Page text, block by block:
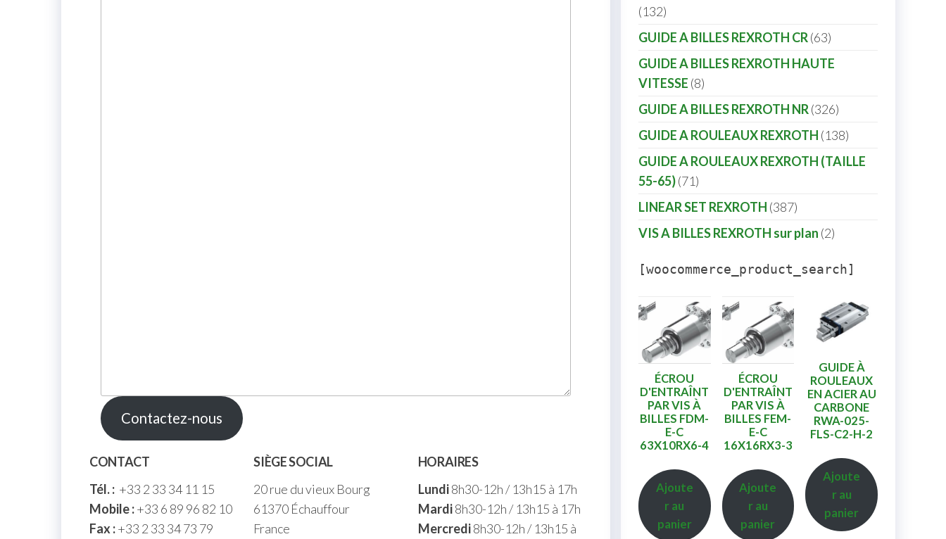
Contactez-nous
CONTACT
Tél. : +33 2 33 34 11 15
Mobile :+33 6 89 96 82 10
Fax :+33 2 33 34 73 79
SIÈGE SOCIAL
20 rue du vieux Bourg
61370 Échauffour
France
HORAIRES
Lundi8h30-12h / 13h15 à 17h
Mardi8h30-12h / 13h15 à 17h
Mercredi8h30-12h / 13h15 à
132
GUIDE A BILLES REXROTH CR 63
GUIDE A BILLES REXROTH HAUTE
VITESSE 8
GUIDE A BILLES REXROTH NR 326
GUIDE A ROULEAUX REXROTH 138
GUIDE A ROULEAUX REXROTH (TAILLE
55-65) 71
LINEAR SET REXROTH 387
VIS A BILLES REXROTH sur plan 2
[woocommerce_product_search]
ÉCROU
D'ENTRAÎNT
PAR VIS À
BILLES FDM-
E-C
63X10RX6-4
Ajoute
r au
panier
ÉCROU
D'ENTRAÎNT
PAR VIS À
BILLES FEM-
E-C
16X16RX3-3
Ajoute
r au
panier
GUIDE À
ROULEAUX
EN ACIER AU
CARBONE
RWA-025-
FLS-C2-H-2
Ajoute
r au
panier